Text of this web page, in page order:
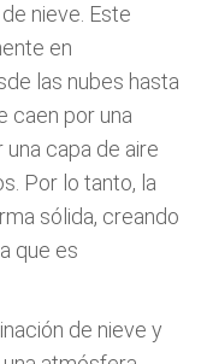
nieve. Este
en
las nubes hasta
caen por una
capa de aire
Por lo tanto, la
sólida, creando
que es
de nieve y